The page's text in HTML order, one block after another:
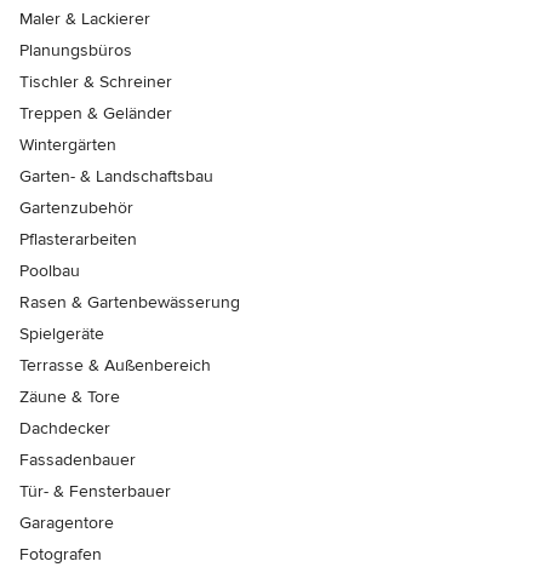
Maler & Lackierer
Planungsbüros
Tischler & Schreiner
Treppen & Geländer
Wintergärten
Garten- & Landschaftsbau
Gartenzubehör
Pflasterarbeiten
Poolbau
Rasen & Gartenbewässerung
Spielgeräte
Terrasse & Außenbereich
Zäune & Tore
Dachdecker
Fassadenbauer
Tür- & Fensterbauer
Garagentore
Fotografen